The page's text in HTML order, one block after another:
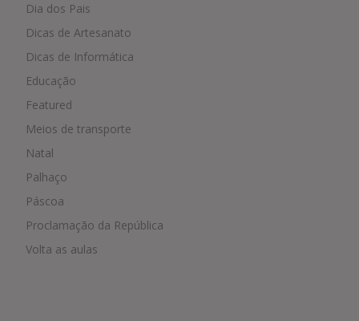
Dia dos Pais
Dicas de Artesanato
Dicas de Informática
Educação
Featured
Meios de transporte
Natal
Palhaço
Páscoa
Proclamação da República
Volta as aulas